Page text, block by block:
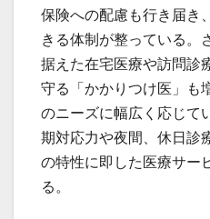
保険への配慮も行き届き
きる体制が整っている。
据えた在宅医療や訪問診
守る「かかりつけ医」も
のニーズに幅広く応じて
期対応力や夜間、休日診
の特性に即した医療サー
る。